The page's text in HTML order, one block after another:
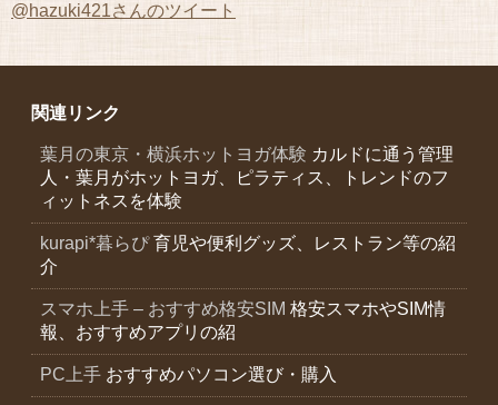
@hazuki421さんのツイート
関連リンク
葉月の東京・横浜ホットヨガ体験 カルドに通う管理
人・葉月がホットヨガ、ピラティス、トレンドのフ
ィットネスを体験
kurapi*暮らぴ育児や便利グッズ、レストラン等の紹
介
スマホ上手 – おすすめ格安SIM 格安スマホやSIM情
報、おすすめアプリの紹
PC上手 おすすめパソコン選び・購入